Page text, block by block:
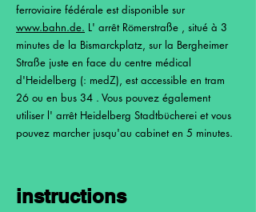
ferroviaire fédérale est disponible sur
www.bahn.de. L' arrêt Römerstraße , situé à 3
minutes de la Bismarckplatz, sur la Bergheimer
Straße juste en face du centre médical
d'Heidelberg (: medZ), est accessible en tram
26 ou en bus 34 . Vous pouvez également
utiliser l' arrêt Heidelberg Stadtbücherei et vous
pouvez marcher jusqu'au cabinet en 5 minutes.
instructions